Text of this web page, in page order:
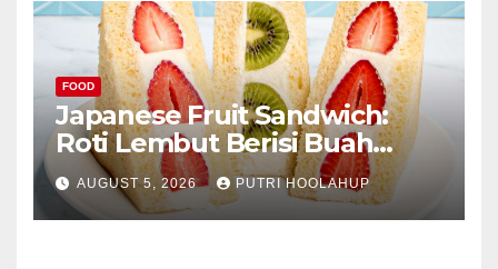
FOOD
Japanese Fruit Sandwich:
Roti Lembut Berisi Buah
Segar yang Memikat Selera
AUGUST 5, 2026 PUTRI HOOLAHUP